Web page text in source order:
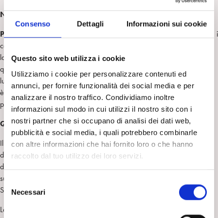
Consenso Dettagli Informazioni sui cookie
Questo sito web utilizza i cookie
Utilizziamo i cookie per personalizzare contenuti ed
annunci, per fornire funzionalità dei social media e per
analizzare il nostro traffico. Condividiamo inoltre
informazioni sul modo in cui utilizzi il nostro sito con i
nostri partner che si occupano di analisi dei dati web,
pubblicità e social media, i quali potrebbero combinarle
con altre informazioni che hai fornito loro o che hanno
raccolto dal tuo utilizzo dei loro servizi.
S
e
Necessari
Norme
Prime Selezioni
: possono accedere ai colloqui per la prima selezione i
candidati in possesso della
laurea in Medicina e in Psicologia, entro il compimento del
quarantacinquesimo anno d’età. I colloqui per le Prime Selezioni hanno
luogo una volta all’anno; il termine per la presentazione della domanda
è il 10 gennaio di ogni anno (fa fede la data di arrivo e non il timbro
postale).
Quanto costa il Training dellaSPI
Il costo dell’iscrizione ai colloqui per lePrime Selezioni è
di
205,00 euro IVA compresa,per leSeconde Selezioni
di
successivamente all’arrivo della comunicazione da parte della
Segreteria Nazionale.
La